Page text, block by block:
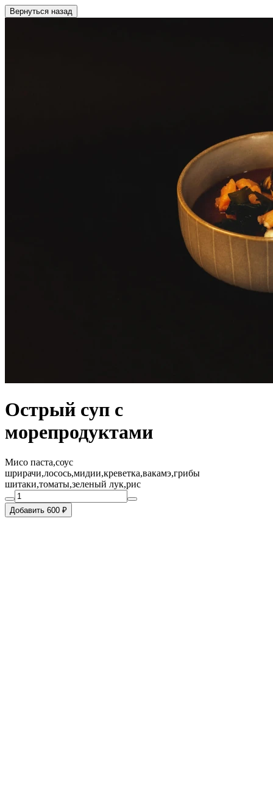
Вернуться назад
Острый суп с
морепродуктами
Мисо паста,соус
шрирачи,лосось,мидии,креветка,вакамэ,грибы
шитаки,томаты,зеленый лук,рис
Добавить 600 ₽